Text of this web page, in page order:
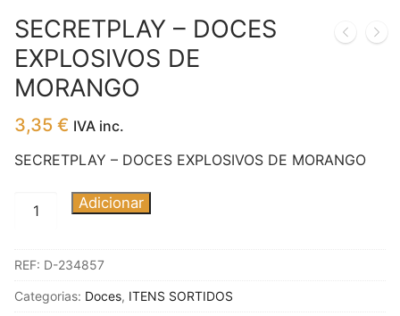
SECRETPLAY – DOCES
EXPLOSIVOS DE
MORANGO
3,35 € IVA inc.
SECRETPLAY – DOCES EXPLOSIVOS DE MORANGO
Quantidade
-
DOCES
Adicionar
REF: D-234857
Categorias: Doces, ITENS SORTIDOS